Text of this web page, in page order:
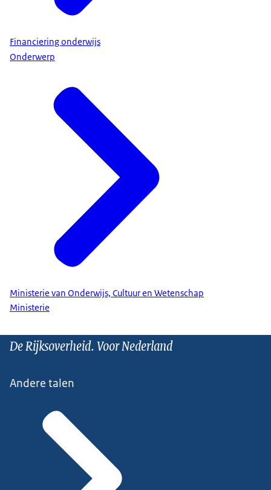
Financiering onderwijs
Onderwerp
Ministerie van Onderwijs, Cultuur en Wetenschap
Ministerie
De Rijksoverheid. Voor Nederland
Andere talen